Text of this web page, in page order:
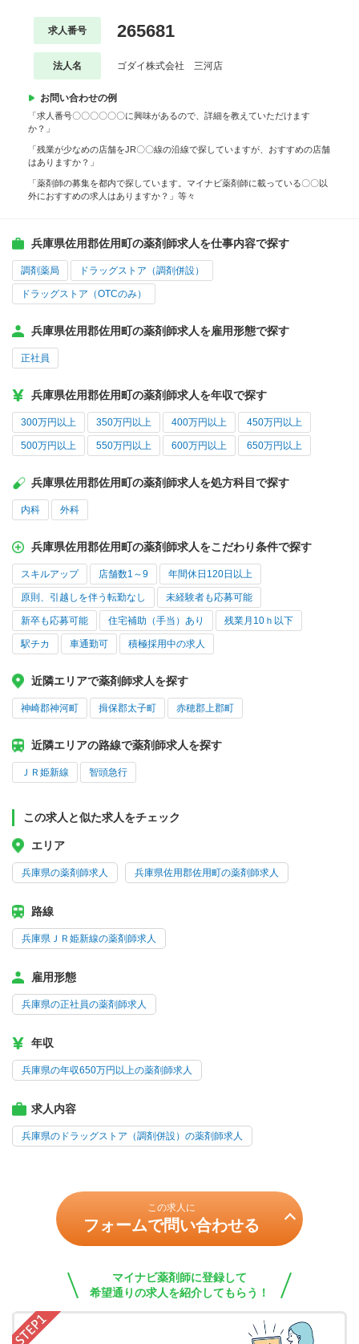
求人番号 265681
法人名 ゴダイ株式会社 三河店
お問い合わせの例
「求人番号〇〇〇〇〇〇に興味があるので、詳細を教えていただけます
か？」
「残業が少なめの店舗をJR〇〇線の沿線で探していますが、おすすめの店舗
はありますか？」
「薬剤師の募集を都内で探しています。マイナビ薬剤師に載っている〇〇以
外におすすめの求人はありますか？」等々
兵庫県佐用郡佐用町の薬剤師求人を仕事内容で探す
調剤薬局 ドラッグストア（調剤併設）
ドラッグストア（OTCのみ）
兵庫県佐用郡佐用町の薬剤師求人を雇用形態で探す
正社員
兵庫県佐用郡佐用町の薬剤師求人を年収で探す
300万円以上 350万円以上 400万円以上 450万円以上
500万円以上 550万円以上 600万円以上 650万円以上
兵庫県佐用郡佐用町の薬剤師求人を処方科目で探す
内科 外科
兵庫県佐用郡佐用町の薬剤師求人をこだわり条件で探す
スキルアップ 店舗数1～9 年間休日120日以上
原則、引越しを伴う転勤なし 未経験者も応募可能
新卒も応募可能 住宅補助（手当）あり 残業月10ｈ以下
駅チカ 車通勤可 積極採用中の求人
近隣エリアで薬剤師求人を探す
神崎郡神河町 揖保郡太子町 赤穂郡上郡町
近隣エリアの路線で薬剤師求人を探す
ＪＲ姫新線 智頭急行
この求人と似た求人をチェック
エリア
兵庫県の薬剤師求人 兵庫県佐用郡佐用町の薬剤師求人
路線
兵庫県ＪＲ姫新線の薬剤師求人
雇用形態
兵庫県の正社員の薬剤師求人
年収
兵庫県の年収650万円以上の薬剤師求人
求人内容
兵庫県のドラッグストア（調剤併設）の薬剤師求人
この求人に
フォームで問い合わせる
マイナビ薬剤師に登録して
希望通りの求人を紹介してもらう！